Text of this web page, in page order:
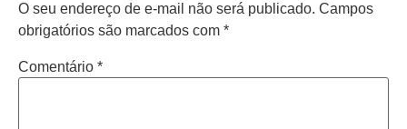
O seu endereço de e-mail não será publicado. Campos
obrigatórios são marcados com *
Comentário *